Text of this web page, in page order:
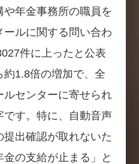
や年金事務所の職員を
ルに関する問い合わ
件に上ったと公表
約1.8倍の増加で、全
ルセンターに寄せられ
す。特に、自動音声
出確認が取れないた
の支給が止まる」と